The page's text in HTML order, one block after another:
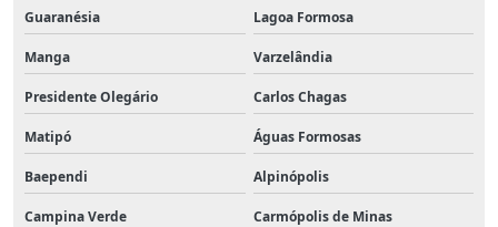
Guaranésia Lagoa Formosa
Manga Varzelândia
Presidente Olegário Carlos Chagas
Matipó Águas Formosas
Baependi Alpinópolis
Campina Verde Carmópolis de Minas